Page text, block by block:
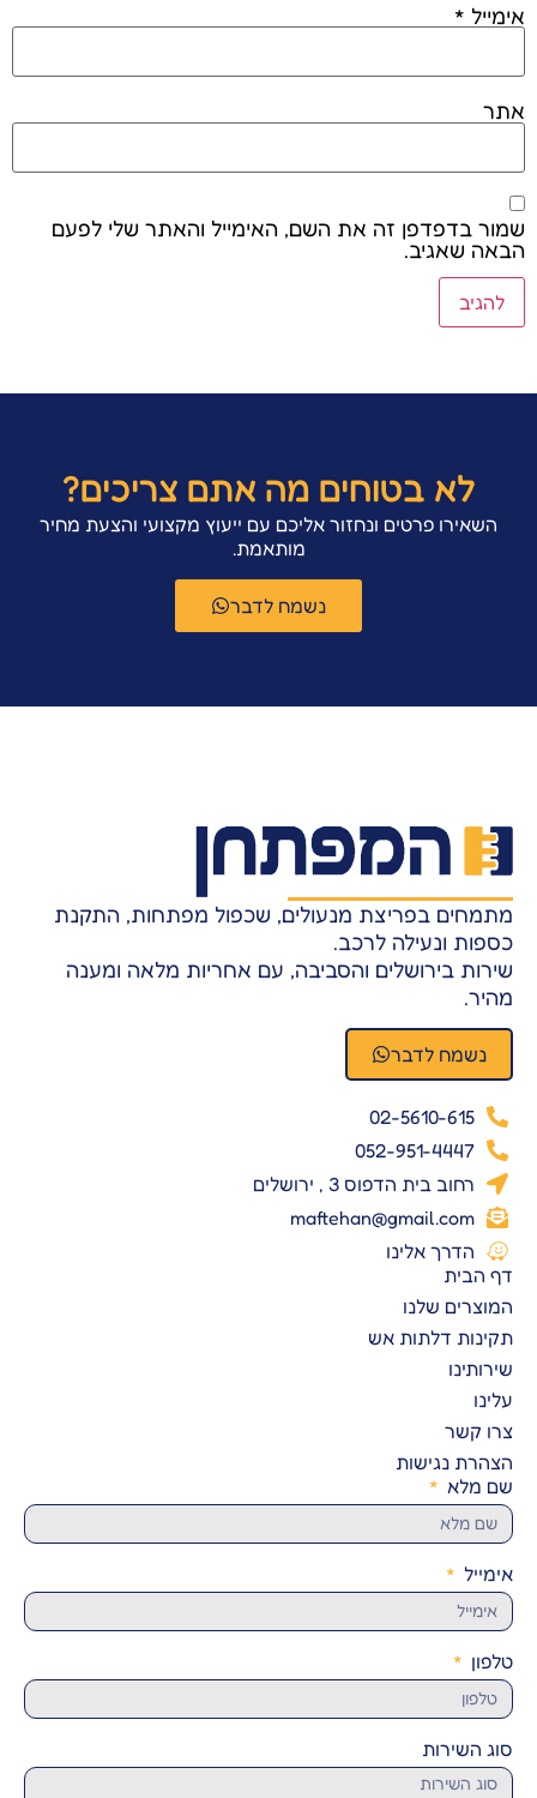
אימייל *
אתר
שמור בדפדפן זה את השם, האימייל והאתר שלי לפעם
הבאה שאגיב.
לא בטוחים מה אתם צריכים?
השאירו פרטים ונחזור אליכם עם ייעוץ מקצועי והצעת מחיר
מותאמת.
נשמח לדבר
מתמחים בפריצת מנעולים, שכפול מפתחות, התקנת
כספות ונעילה לרכב.
שירות בירושלים והסביבה, עם אחריות מלאה ומענה
מהיר.
נשמח לדבר
02-5610-615
052-951-4447
רחוב בית הדפוס 3 , ירושלים
maftehan@gmail.com
הדרך אלינו
דף הבית
המוצרים שלנו
תקינות דלתות אש
שירותינו
עלינו
צרו קשר
הצהרת נגישות
שם מלא
אימייל
טלפון
סוג השירות